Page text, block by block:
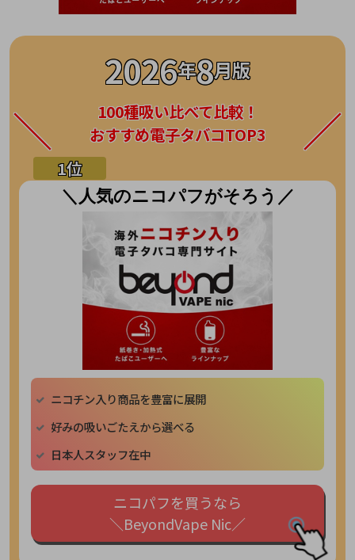
2026年8月版
100種吸い比べて比較！
おすすめ電子タバコTOP3
＼人気のニコパフがそろう／
ニコチン入り商品を豊富に展開
好みの吸いごたえから選べる
日本人スタッフ在中
ニコパフを買うなら
＼BeyondVape Nic／